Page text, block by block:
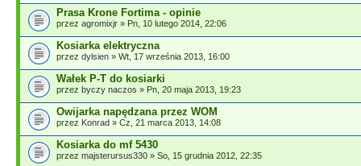
Prasa Krone Fortima - opinie
przez agromixjr » Pn, 10 lutego 2014, 22:06
Kosiarka elektryczna
przez dylsien » Wt, 17 września 2013, 16:00
Wałek P-T do kosiarki
przez byczy naczos » Pn, 20 maja 2013, 19:23
Owijarka napędzana przez WOM
przez Konrad » Cz, 21 marca 2013, 14:08
Kosiarka do mf 5430
przez majsterursus330 » So, 15 grudnia 2012, 22:35